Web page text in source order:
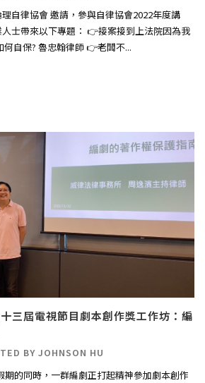
自律協會 邀請，參與自律協會2022年度講
士帶來以下專題： 👉接案接到上法院因為我
倒楣?個人工作者接案時如何自保? 魯忠翰律師 👉老闆不...
三屆電視節目劇本創作獎工作坊：編
BY JOHNSON HU
期的同時，一群編劇正打起精神參加劇本創作